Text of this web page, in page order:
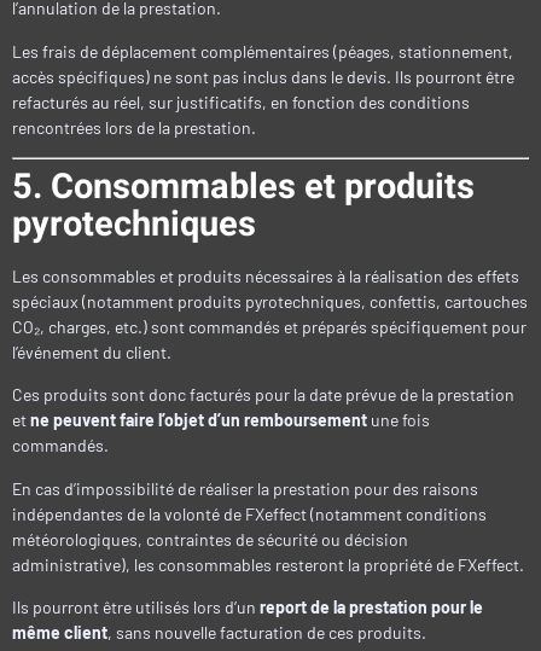
l’annulation de la prestation.
Les frais de déplacement complémentaires (péages, stationnement,
accès spécifiques) ne sont pas inclus dans le devis. Ils pourront être
refacturés au réel, sur justificatifs, en fonction des conditions
rencontrées lors de la prestation.
5. Consommables et produits
pyrotechniques
Les consommables et produits nécessaires à la réalisation des effets
spéciaux (notamment produits pyrotechniques, confettis, cartouches
CO₂, charges, etc.) sont commandés et préparés spécifiquement pour
l’événement du client.
Ces produits sont donc facturés pour la date prévue de la prestation
etne peuvent faire l’objet d’un remboursement une fois
commandés.
En cas d’impossibilité de réaliser la prestation pour des raisons
indépendantes de la volonté de FXeffect (notamment conditions
météorologiques, contraintes de sécurité ou décision
administrative), les consommables resteront la propriété de FXeffect.
Ils pourront être utilisés lors d’un report de la prestation pour le
même client, sans nouvelle facturation de ces produits.